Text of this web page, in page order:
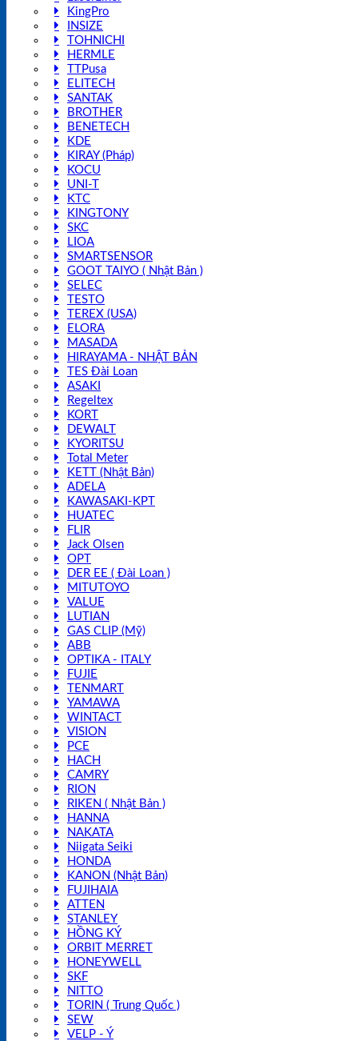
KingPro
INSIZE
TOHNICHI
HERMLE
TTPusa
ELITECH
SANTAK
BROTHER
BENETECH
KDE
KIRAY (Pháp)
KOCU
UNI-T
KTC
KINGTONY
SKC
LIOA
SMARTSENSOR
GOOT TAIYO ( Nhật Bản )
SELEC
TESTO
TEREX (USA)
ELORA
MASADA
HIRAYAMA - NHẬT BẢN
TES Đài Loan
ASAKI
Regeltex
KORT
DEWALT
KYORITSU
Total Meter
KETT (Nhật Bản)
ADELA
KAWASAKI-KPT
HUATEC
FLIR
Jack Olsen
OPT
DER EE ( Đài Loan )
MITUTOYO
VALUE
LUTIAN
GAS CLIP (Mỹ)
ABB
OPTIKA - ITALY
FUJIE
TENMART
YAMAWA
WINTACT
VISION
PCE
HACH
CAMRY
RION
RIKEN ( Nhật Bản )
HANNA
NAKATA
Niigata Seiki
HONDA
KANON (Nhật Bản)
FUJIHAIA
ATTEN
STANLEY
HỒNG KÝ
ORBIT MERRET
HONEYWELL
SKF
NITTO
TORIN ( Trung Quốc )
SEW
VELP - Ý